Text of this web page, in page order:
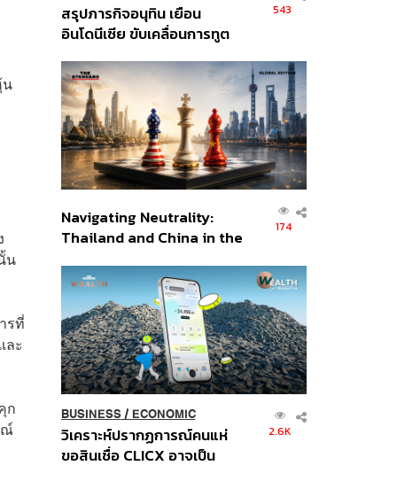
น
น
รที่
ละ
ก
ณ์
สรุปภารกิจอนุทิน เยือน
อินโดนีเซีย ขับเคลื่อนการทูต
ส่วนยุทธศาสตร์ไทย –
อินโดนีเซีย
543
Navigating Neutrality:
Thailand and China in the
Order
174
BUSINESS/ ECONOMIC
วิเคราะห์ปรากฏการณ์คนแห่
ขอสินเชื่อ CLICX อาจเป็น
2.6K